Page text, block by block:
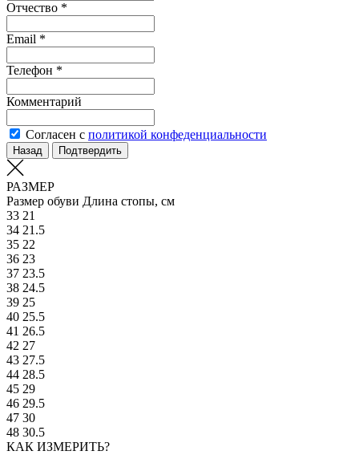
Отчество *
Email *
Телефон *
Комментарий
Согласен с политикой конфеденциальности
Назад Подтвердить
РАЗМЕР
Размер обуви Длина стопы, см
33 21
34 21.5
35 22
36 23
37 23.5
38 24.5
39 25
40 25.5
41 26.5
42 27
43 27.5
44 28.5
45 29
46 29.5
47 30
48 30.5
КАК ИЗМЕРИТЬ?